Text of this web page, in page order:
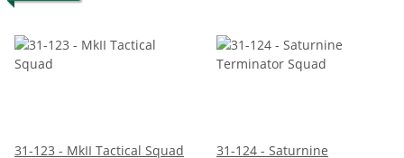
31-123 - MkII Tactical Squad
31-124 - Saturnine